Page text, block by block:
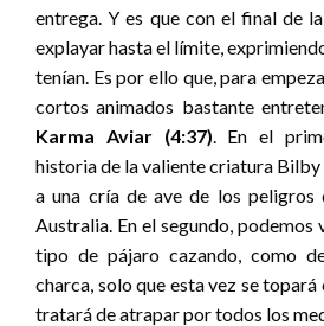
entrega. Y es que con el final de
explayar hasta el límite,
tenían. Es por ello que, para
cortos animados bastante
Karma Aviar (4:37). En el
historia de la valiente criatura
a una cría de ave de los peligros
Australia. En el segundo,
tipo de pájaro cazando, como
charca, solo que esta vez se topará
tratará de atrapar por todos los